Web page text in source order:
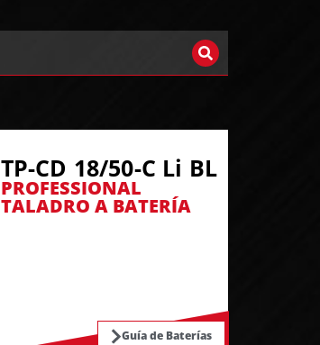
TP-CD 18/50-C Li BL
PROFESSIONAL
TALADRO A BATERÍA
Guía de Baterías